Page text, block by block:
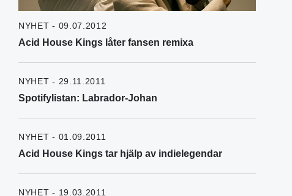
NYHET - 09.07.2012
Acid House Kings låter fansen remixa
NYHET - 29.11.2011
Spotifylistan: Labrador-Johan
NYHET - 01.09.2011
Acid House Kings tar hjälp av indielegendar
NYHET - 19.03.2011